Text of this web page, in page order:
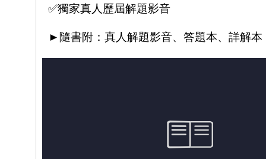
✅獨家真人歷屆解題影音
►隨書附：真人解題影音、答題本、詳解本